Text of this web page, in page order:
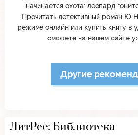
начинается охота: леопард
Прочитать детективный роман Ю
режиме онлайн или купить книгу в
сможете на нашем сайте
Другие
ЛитРес: Библиотека